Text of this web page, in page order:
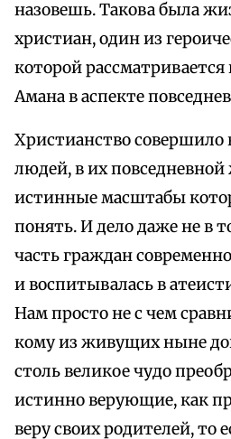
назовешь. Такова была
христиан, один из
которой
Амана в аспекте
Христианство совершило
людей, в их
истинные масштабы
понять. И дело даже не в
часть граждан
и воспитывалась в
Нам просто не с чем
кому из живущих ныне
столь великое чудо
истинно верующие, как
веру своих родителей, то